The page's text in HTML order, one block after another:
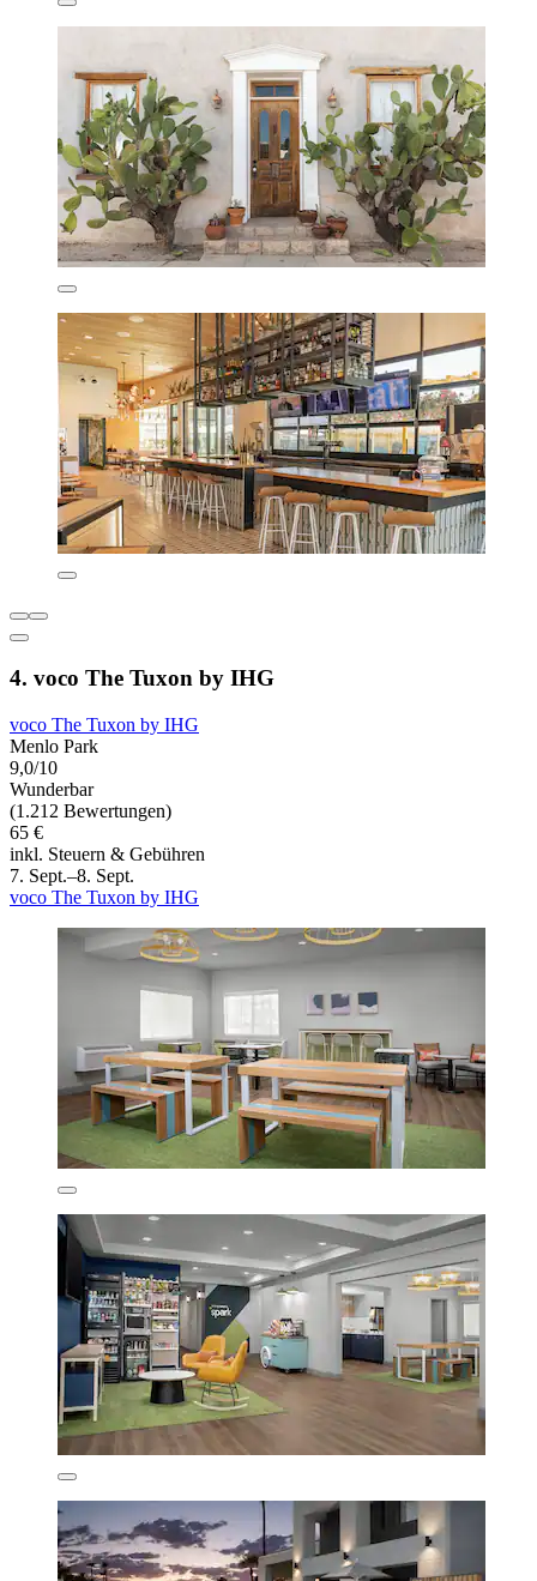
4. voco The Tuxon by IHG
voco The Tuxon by IHG
Menlo Park
9,0/10
Wunderbar
(1.212 Bewertungen)
65 €
inkl. Steuern & Gebühren
7. Sept.–8. Sept.
voco The Tuxon by IHG